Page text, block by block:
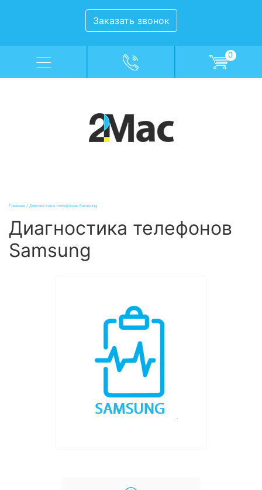
Заказать звонок
0
Главная / Диагностика телефонов Samsung
Диагностика телефонов
Samsung